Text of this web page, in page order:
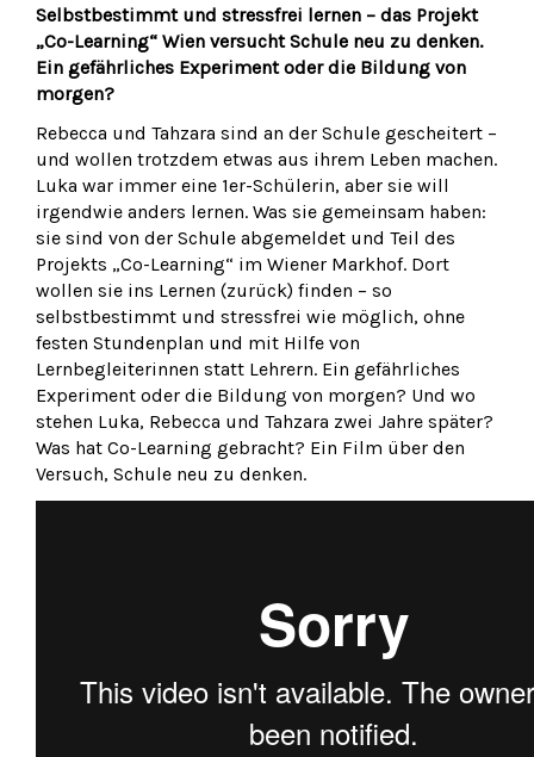
Selbstbestimmt und stressfrei lernen – das Projekt
„Co-Learning“ Wien versucht Schule neu zu denken.
Ein gefährliches Experiment oder die Bildung von
morgen?
Rebecca und Tahzara sind an der Schule gescheitert –
und wollen trotzdem etwas aus ihrem Leben machen.
Luka war immer eine 1er-Schülerin, aber sie will
irgendwie anders lernen. Was sie gemeinsam haben:
sie sind von der Schule abgemeldet und Teil des
Projekts „Co-Learning“ im Wiener Markhof. Dort
wollen sie ins Lernen (zurück) finden – so
selbstbestimmt und stressfrei wie möglich, ohne
festen Stundenplan und mit Hilfe von
Lernbegleiterinnen statt Lehrern. Ein gefährliches
Experiment oder die Bildung von morgen? Und wo
stehen Luka, Rebecca und Tahzara zwei Jahre später?
Was hat Co-Learning gebracht? Ein Film über den
Versuch, Schule neu zu denken.